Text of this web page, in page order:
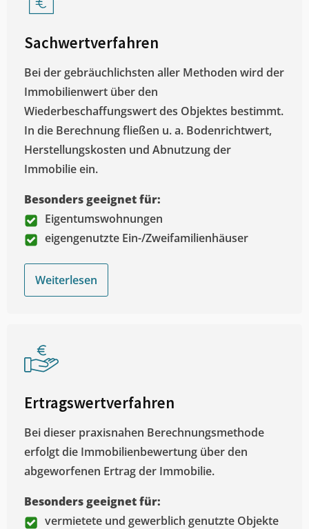
Sachwertverfahren
Bei der gebräuchlichsten aller Methoden wird der
Immobilienwert über den
Wiederbeschaffungswert des Objektes bestimmt.
In die Berechnung fließen u. a. Bodenrichtwert,
Herstellungskosten und Abnutzung der
Immobilie ein.
Besonders geeignet für:
Eigentumswohnungen
eigengenutzte Ein-/Zweifamilienhäuser
Weiterlesen
Ertragswertverfahren
Bei dieser praxisnahen Berechnungsmethode
erfolgt die Immobilienbewertung über den
abgeworfenen Ertrag der Immobilie.
Besonders geeignet für:
vermietete und gewerblich genutzte Objekte